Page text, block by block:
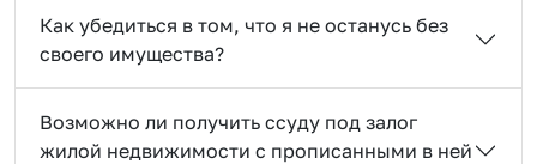
Как убедиться в том, что я не останусь без
своего имущества?
Возможно ли получить ссуду под залог
жилой недвижимости с прописанными в ней